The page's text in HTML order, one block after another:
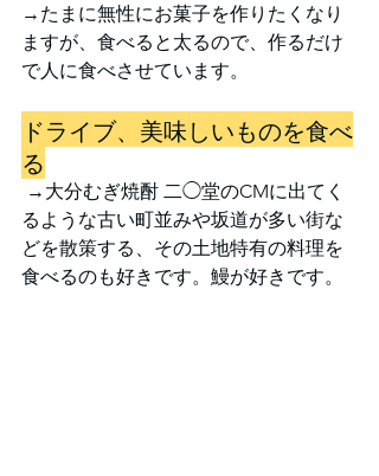
→たまに無性にお菓子を作りたくなり
ますが、食べると太るので、作るだけ
で人に食べさせています。
ドライブ、美味しいものを食べ
る
るような古い町並みや坂道が多い街な
どを散策する、その土地特有の料理を
食べるのも好きです。鰻が好きです。